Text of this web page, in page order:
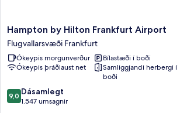
Hampton
by
Hilton
Frankfurt
Airport
Frankfurt
Hampton by Hilton Frankfurt Airport
Flugvallarsvæði Frankfurt
Ókeypis morgunverður
Bílastæði í boði
Ókeypis þráðlaust net
Samliggjandi herbergi í
boði
9.0
af
9,0 Dásamlegt
1.547 umsagnir